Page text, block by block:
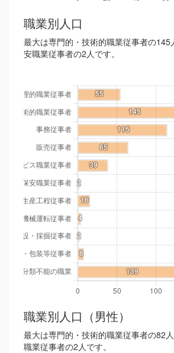
職業別人口
最大は専門的・技術的職業従事者の145
安職業従事者の2人です。
職業別人口（男性）
最大は専門的・技術的職業従事者の82
職業従事者の2人です。